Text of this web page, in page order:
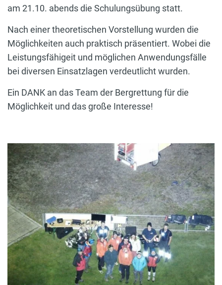
am 21.10. abends die Schulungsübung statt.
Nach einer theoretischen Vorstellung wurden die
Möglichkeiten auch praktisch präsentiert. Wobei die
Leistungsfähigeit und möglichen Anwendungsfälle
bei diversen Einsatzlagen verdeutlicht wurden.
Ein DANK an das Team der Bergrettung für die
Möglichkeit und das große Interesse!